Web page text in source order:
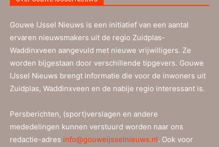
Gouwe IJssel Nieuws is een initiatief van een aantal
ervaren nieuwsmakers uit de regio Zuidplas-
Waddinxveen aangevuld met nieuwe vrijwilligers. Ze
worden bijgestaan door verschillende tipgevers. Gouwe
IJssel Nieuws brengt informatie die voor de inwoners uit
Zuidplas, Waddinxveen en de nabije regio interessant is.
Persberichten, (sport)verslagen en andere
mededelingen kunnen verstuurd worden naar ons
redactie-adres info@gouweijsselnieuws.nl. Ook voor